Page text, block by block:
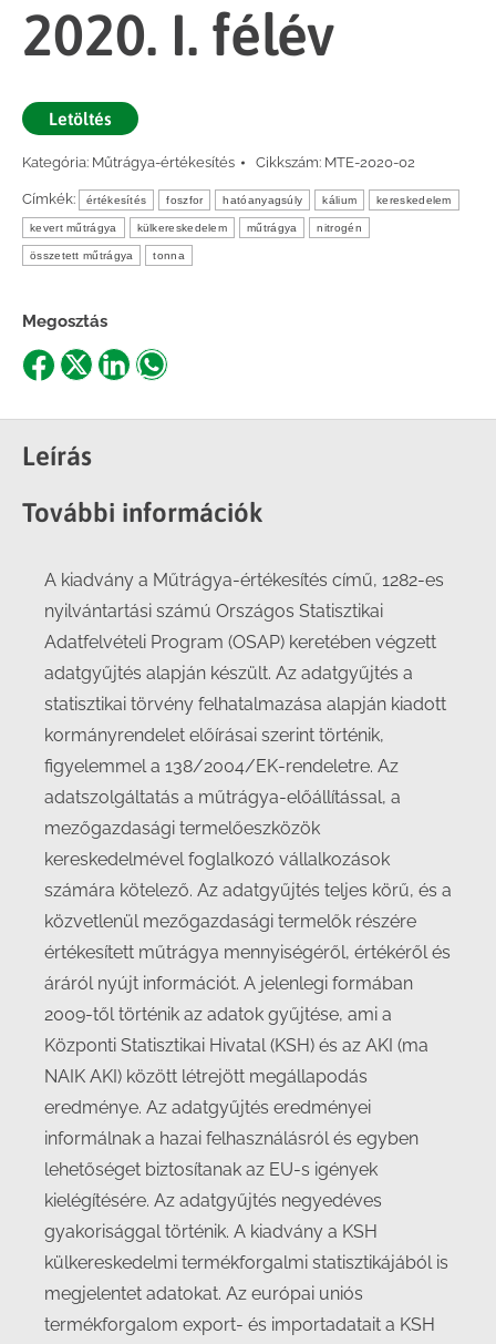
2020. I. félév
Letöltés
Kategória: Műtrágya-értékesítés Cikkszám: MTE-2020-02
Címkék: értékesítés foszfor hatóanyagsúly kálium kereskedelem
kevert műtrágya külkereskedelem műtrágya nitrogén
összetett műtrágya tonna
Megosztás
Share
Facebook
Share
X
ShareShare
Leírás
További információk
A kiadvány a Műtrágya-értékesítés című, 1282-es
nyilvántartási számú Országos Statisztikai
Adatfelvételi Program (OSAP) keretében végzett
adatgyűjtés alapján készült. Az adatgyűjtés a
statisztikai törvény felhatalmazása alapján kiadott
kormányrendelet előírásai szerint történik,
figyelemmel a 138/2004/EK-rendeletre. Az
adatszolgáltatás a műtrágya-előállítással, a
mezőgazdasági termelőeszközök
kereskedelmével foglalkozó vállalkozások
számára kötelező. Az adatgyűjtés teljes körű, és a
közvetlenül mezőgazdasági termelők részére
értékesített műtrágya mennyiségéről, értékéről és
áráról nyújt információt. A jelenlegi formában
2009-től történik az adatok gyűjtése, ami a
Központi Statisztikai Hivatal (KSH) és az AKI (ma
NAIK AKI) között létrejött megállapodás
eredménye. Az adatgyűjtés eredményei
informálnak a hazai felhasználásról és egyben
lehetőséget biztosítanak az EU-s igények
kielégítésére. Az adatgyűjtés negyedéves
gyakorisággal történik. A kiadvány a KSH
külkereskedelmi termékforgalmi statisztikájából is
megjelentet adatokat. Az európai uniós
termékforgalom export- és importadatait a KSH